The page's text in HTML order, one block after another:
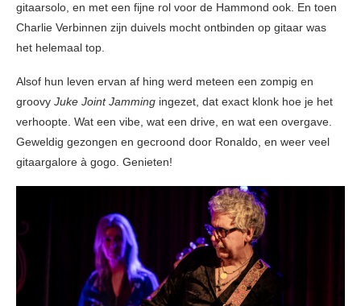
gitaarsolo, en met een fijne rol voor de Hammond ook. En toen
Charlie Verbinnen zijn duivels mocht ontbinden op gitaar was
het helemaal top.
Alsof hun leven ervan af hing werd meteen een zompig en
groovy Juke Joint Jamming ingezet, dat exact klonk hoe je het
verhoopte. Wat een vibe, wat een drive, en wat een overgave.
Geweldig gezongen en gecroond door Ronaldo, en weer veel
gitaargalore à gogo. Genieten!